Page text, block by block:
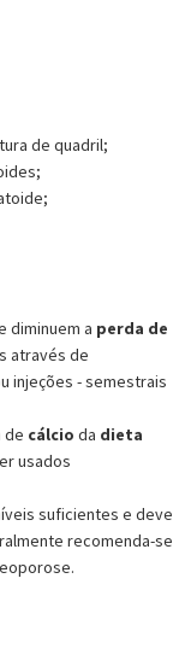
de quadril;
diminuem a perda de
através de
injeções - semestrais
de cálcio da dieta
usados
suficientes e deve
recomenda-se